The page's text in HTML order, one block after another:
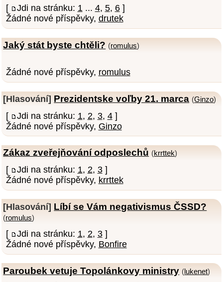
[ Jdi na stránku: 1... 4, 5, 6]
Žádné nové příspěvky, drutek
Jaký stát byste chtěli? (romulus)
Žádné nové příspěvky, romulus
[Hlasování] Prezidentske voľby 21. marca (Ginzo)
[ Jdi na stránku: 1, 2, 3, 4]
Žádné nové příspěvky, Ginzo
Zákaz zveřejňování odposlechů (krrttek)
[ Jdi na stránku: 1, 2, 3]
Žádné nové příspěvky, krrttek
[Hlasování] Líbí se Vám negativismus ČSSD?
(romulus)
[ Jdi na stránku: 1, 2, 3]
Žádné nové příspěvky, Bonfire
Paroubek vetuje Topolánkovy ministry ( lukenet)